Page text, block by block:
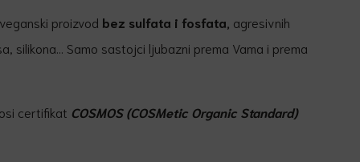
proizvod bez sulfata i fosfata, agresivnih
silikona… Samo sastojci ljubazni prema Vama i prema
certifikat COSMOS (COSMetic Organic Standard)